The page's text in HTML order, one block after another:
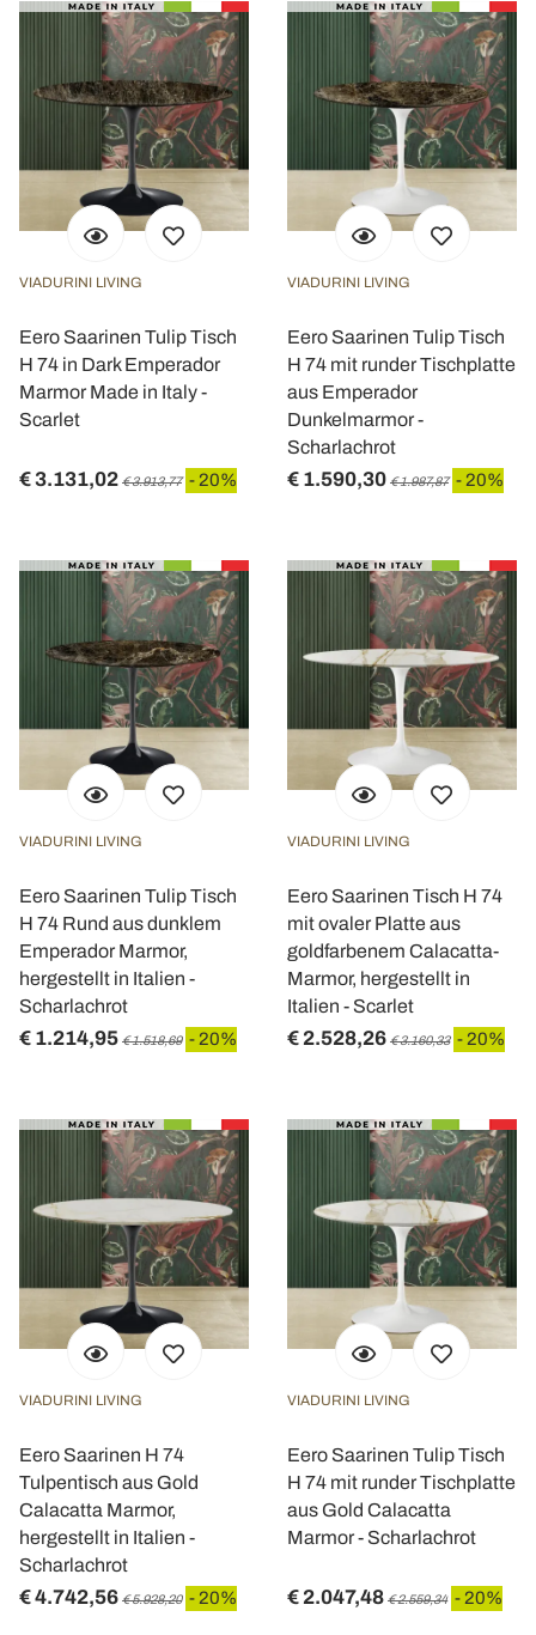
VIADURINI LIVING
Eero Saarinen Tulip Tisch
H 74 in Dark Emperador
Marmor Made in Italy -
Scarlet
€ 3.131,02 € 3.913,77 - 20%
VIADURINI LIVING
Eero Saarinen Tulip Tisch
H 74 mit runder Tischplatte
aus Emperador
Dunkelmarmor -
Scharlachrot
€ 1.590,30 € 1.987,87 - 20%
VIADURINI LIVING
Eero Saarinen Tulip Tisch
H 74 Rund aus dunklem
Emperador Marmor,
hergestellt in Italien -
Scharlachrot
€ 1.214,95 € 1.518,69 - 20%
VIADURINI LIVING
Eero Saarinen Tisch H 74
mit ovaler Platte aus
goldfarbenem Calacatta-
Marmor, hergestellt in
Italien - Scarlet
€ 2.528,26 € 3.160,33 - 20%
VIADURINI LIVING
Eero Saarinen H 74
Tulpentisch aus Gold
Calacatta Marmor,
hergestellt in Italien -
Scharlachrot
€ 4.742,56 € 5.928,20 - 20%
VIADURINI LIVING
Eero Saarinen Tulip Tisch
H 74 mit runder Tischplatte
aus Gold Calacatta
Marmor - Scharlachrot
€ 2.047,48 € 2.559,34 - 20%